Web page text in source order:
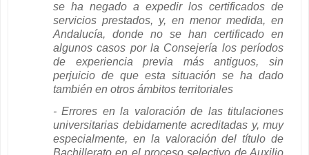
se ha negado a expedir los certificados de
servicios prestados, y, en menor medida, en
Andalucía, donde no se han certificado en
algunos casos por la Consejería los períodos
de experiencia previa más antiguos, sin
perjuicio de que esta situación se ha dado
también en otros ámbitos territoriales
- Errores en la valoración de las titulaciones
universitarias debidamente acreditadas y, muy
especialmente, en la valoración del título de